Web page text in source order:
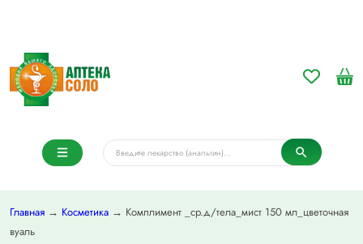
Главная → Косметика → Комплимент _ср.д/тела_мист 150 мл_цветочная
вуаль